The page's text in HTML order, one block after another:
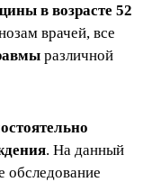
в возрасте 52
врачей, все
различной
. На данный
обследование